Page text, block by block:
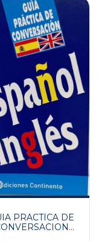
PRACTICA DE